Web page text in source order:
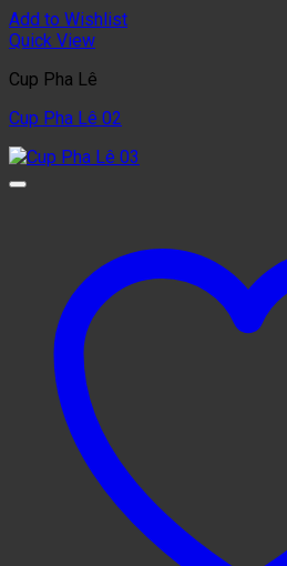
Add to Wishlist
Quick View
Cup Pha Lê
Cup Pha Lê 02